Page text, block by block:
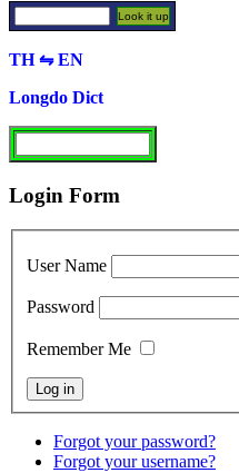
TH ⇋ EN
Longdo Dict
Login Form
User Name
Password
Remember Me
Forgot your password?
Forgot your username?